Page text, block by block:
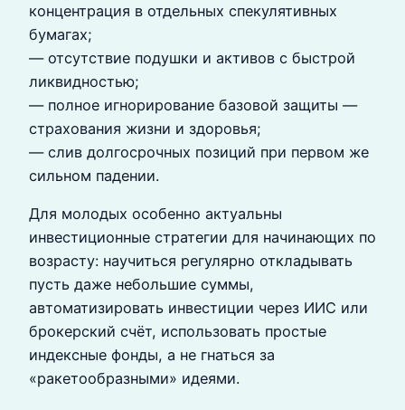
концентрация в отдельных спекулятивных
бумагах;
— отсутствие подушки и активов с быстрой
ликвидностью;
— полное игнорирование базовой защиты —
страхования жизни и здоровья;
— слив долгосрочных позиций при первом же
сильном падении.
Для молодых особенно актуальны
инвестиционные стратегии для начинающих по
возрасту: научиться регулярно откладывать
пусть даже небольшие суммы,
автоматизировать инвестиции через ИИС или
брокерский счёт, использовать простые
индексные фонды, а не гнаться за
«ракетообразными» идеями.